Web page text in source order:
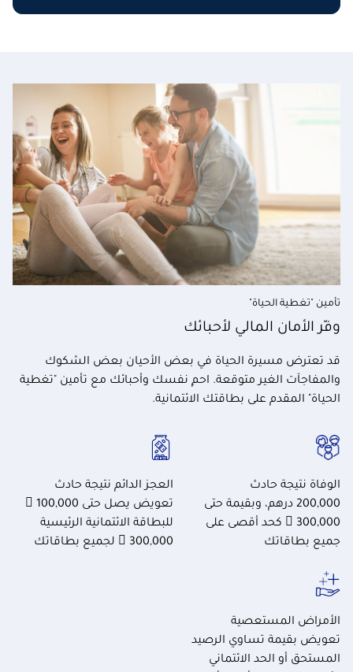
تأمين "تغطية الحياة"
وفّر الأمان المالي لأحبائك
قد تعترض مسيرة الحياة في بعض الأحيان بعض الشكوك
والمفاجآت الغير متوقعة. احمِ نفسك وأحبائك مع تأمين "تغطية
الحياة" المقدم على بطاقتك الائتمانية.
الوفاة نتيجة حادث
200,000 درهم، وبقيمة حتى
300,000  كحد أقصى على
جميع بطاقاتك
العجز الدائم نتيجة حادث
تعويض يصل حتى 100,000 
للبطاقة الائتمانية الرئيسية
300,000  لجميع بطاقاتك
الأمراض المستعصية
تعويض بقيمة تساوي الرصيد
المستحق أو الحد الائتماني